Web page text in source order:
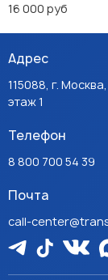
16 000 руб
Адрес
115088, г.
этаж 1
Телефон
8 800 700 54 39
Почта
call-